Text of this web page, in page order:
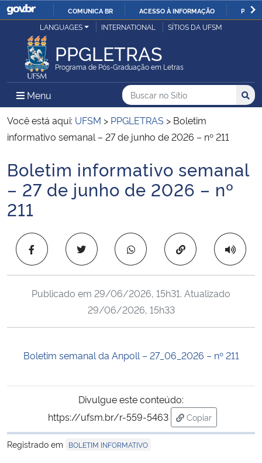
IR
O
COMUNICA BR ACESSO À INFORMAÇÃO
Ministério da Justiça e Segurança Pública
Ministério da Defesa
Ministério das Relações Exteriores
Ministério da Infraestrutura
Ministério da Agricultura, Pecuária e Abastecimento
Ministério da Educação
Ministério do Meio Ambiente
LANGUAGES INTERNATIONAL SÍTIOS DA UFSM
PPGLETRAS
Programa de Pós-Graduação em Letras
Menu Menu Principal do Sítio
Busca
Buscar no no Sítio
Busca:
Você está aqui: UFSM > PPGLETRAS > Boletim
informativo semanal – 27 de junho de 2026 – nº 211
Início do conteúdo
Boletim informativo semanal
– 27 de junho de 2026 – nº
211
Copiar para área
Publicado em 29/06/2026, 15h31. Atualizado
29/06/2026, 15h33
Boletim semanal da Anpoll – 27_06_2026 – nº 211
Divulgue este conteúdo:
https://ufsm.br/r-559-5463
Copiar
para área de
Registrado em
BOLETIM INFORMATIVO